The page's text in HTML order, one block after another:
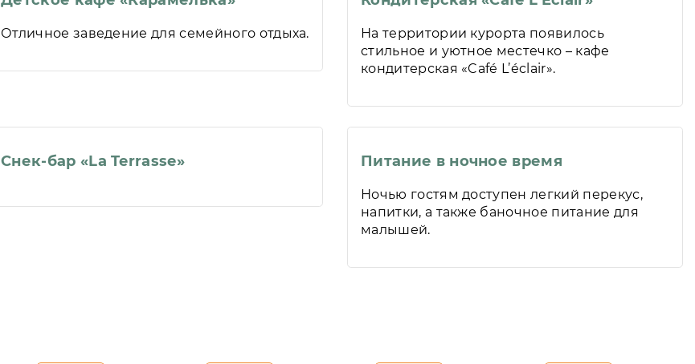
Отличное заведение для семейного отдыха.
На территории курорта появилось
стильное и уютное местечко – кафе
кондитерская «Café L’éclair».
Снек-бар «La Terrasse» Питание в ночное время
Ночью гостям доступен легкий перекус,
напитки, а также баночное питание для
малышей.